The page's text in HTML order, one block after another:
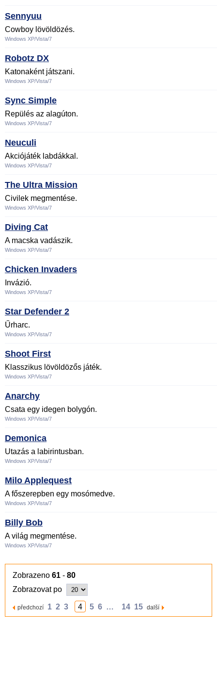
Sennyuu
Cowboy lövöldözés.
Windows XP/Vista/7
Robotz DX
Katonaként játszani.
Windows XP/Vista/7
Sync Simple
Repülés az alagúton.
Windows XP/Vista/7
Neuculi
Akciójáték labdákkal.
Windows XP/Vista/7
The Ultra Mission
Civilek megmentése.
Windows XP/Vista/7
Diving Cat
A macska vadászik.
Windows XP/Vista/7
Chicken Invaders
Invázió.
Windows XP/Vista/7
Star Defender 2
Űrharc.
Windows XP/Vista/7
Shoot First
Klasszikus lövöldözős játék.
Windows XP/Vista/7
Anarchy
Csata egy idegen bolygón.
Windows XP/Vista/7
Demonica
Utazás a labirintusban.
Windows XP/Vista/7
Milo Applequest
A főszerepben egy mosómedve.
Windows XP/Vista/7
Billy Bob
A világ megmentése.
Windows XP/Vista/7
Zobrazeno 61 - 80
Zobrazovat po
předchozí 1 2 3 4 5 6 … 14 15 další